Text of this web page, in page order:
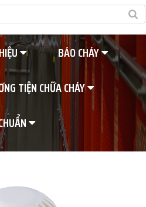
BÁO CHÁY
TIỆN CHỮA CHÁY